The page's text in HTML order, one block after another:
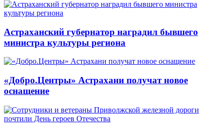
Астраханский губернатор наградил бывшего
министра культуры региона
«Добро.Центры» Астрахани получат новое
оснащение